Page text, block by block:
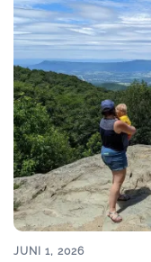
JUNI 1, 2026